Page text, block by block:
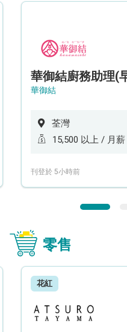
華御結
荃灣
15,500 以上 / 月薪
刊登於 5小時前
零售
花紅